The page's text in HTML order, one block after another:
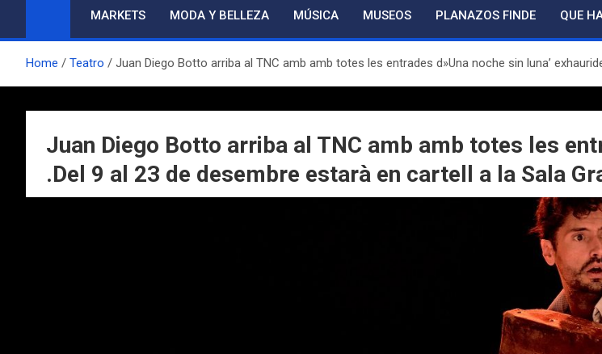
MARKETS MODA Y BELLEZA MÚSICA MUSEOS PLANAZOS FINDE QUE
Home Teatro Juan Diego Botto arriba al TNC amb amb totes les entrades d»Una noche sin luna’
Juan Diego Botto arriba al TNC amb amb totes les
.Del 9 al 23 de desembre estarà en cartell a la Sala